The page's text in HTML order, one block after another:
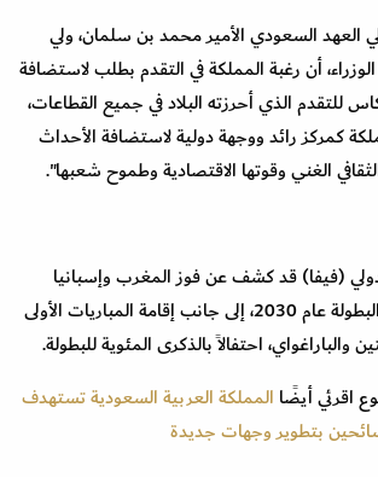
العهد السعودي الأمير محمد بن سلمان، ولي
أن رغبة المملكة في التقدم بطلب لاستضافة
للتقدم الذي أحرزته البلاد في جميع القطاعات،
كمركز رائد ووجهة دولية لاستضافة الأحداث
الغني وقوتها الاقتصادية وطموح شعبها".
(فيفا) قد كشف عن فوز المغرب وإسبانيا
والبرتغال باستضافة البطولة عام 2030، إلى جانب إقامة المباريات الأولى
والباراغواي، احتفالاً بالذكرى المئوية للبطولة.
اقرئي أيضًا المملكة العربية السعودية تستهدف
بتطوير وجهات جديدة